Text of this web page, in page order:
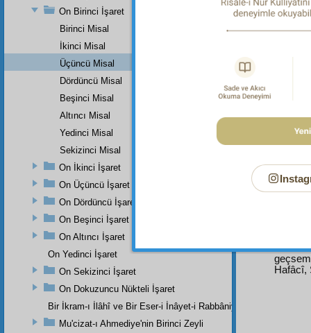
Dipnot-3
Ali
Câbir
Dipnot-5
Hafâcî,
On Birinci İşaret
Birinci Misal
İkinci Misal
Üçüncü Misal
Dördüncü Misal
Beşinci Misal
Altıncı Misal
Yedinci Misal
Sekizinci Misal
On İkinci İşaret
On Üçüncü İşaret
On Dördüncü İşaret
On Beşinci İşaret
On Altıncı İşaret
On Yedinci İşaret
On Sekizinci İşaret
On Dokuzuncu Nükteli İşaret
Bir İkram-ı İlâhî ve Bir Eser-i İnâyet-i Rabbâniye
Mu'cizat-ı Ahmediye'nin Birinci Zeyli